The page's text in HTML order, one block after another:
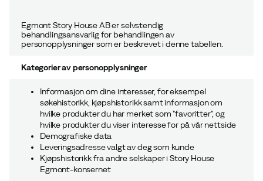
Egmont Story House AB er selvstendig
behandlingsansvarlig for behandlingen av
personopplysninger som er beskrevet i denne tabellen.
Kategorier av personopplysninger
Informasjon om dine interesser, for eksempel
søkehistorikk, kjøpshistorikk samt informasjon om
hvilke produkter du har merket som "favoritter", og
hvilke produkter du viser interesse for på vår nettside
Demografiske data
Leveringsadresse valgt av deg som kunde
Kjøpshistorikk fra andre selskaper i Story House
Egmont-konsernet